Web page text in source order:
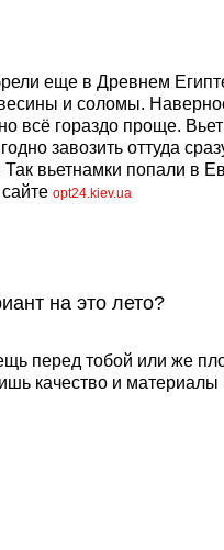
еще в Древнем
и соломы.
всё гораздо проще.
завозить оттуда
вьетнамки попали в
opt24.kiev.ua
на это лето?
перед тобой или же
качество и